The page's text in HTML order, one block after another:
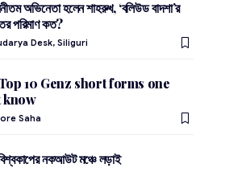
অভিনেতা হলেন শাহরুখ, ‘বলিউড বাদশা’র
পরিমাণ কত?
Desk, Siliguri
10 Genz short forms one
know
Saha
নকআউট মঞ্চে লড়াই